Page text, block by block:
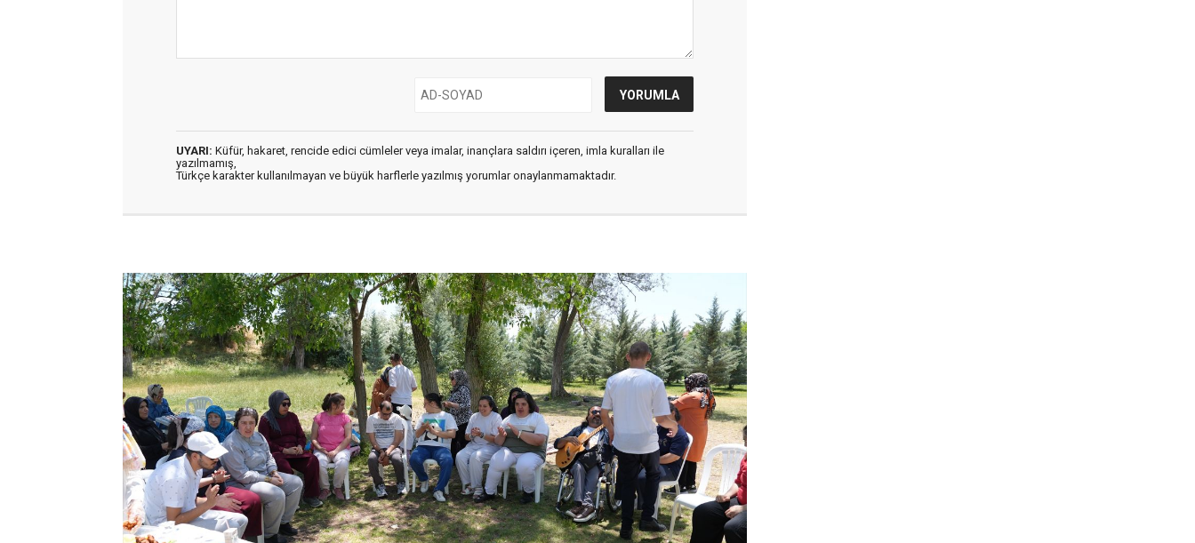
UYARI: Küfür, hakaret, rencide edici cümleler veya imalar, inançlara saldırı içeren, imla kuralları ile
yazılmamış,
Türkçe karakter kullanılmayan ve büyük harflerle yazılmış yorumlar onaylanmamaktadır.